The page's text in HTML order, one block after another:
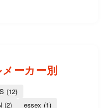
ーカー別
(12)
(2) essex (1)